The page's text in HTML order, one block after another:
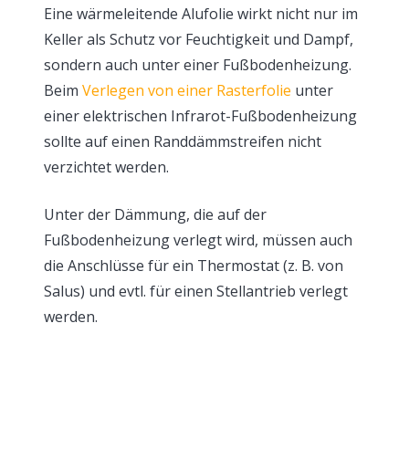
Eine wärmeleitende Alufolie wirkt nicht nur im
Keller als Schutz vor Feuchtigkeit und Dampf,
sondern auch unter einer Fußbodenheizung.
Beim Verlegen von einer Rasterfolie unter
einer elektrischen Infrarot-Fußbodenheizung
sollte auf einen Randdämmstreifen nicht
verzichtet werden.
Unter der Dämmung, die auf der
Fußbodenheizung verlegt wird, müssen auch
die Anschlüsse für ein Thermostat (z. B. von
Salus) und evtl. für einen Stellantrieb verlegt
werden.